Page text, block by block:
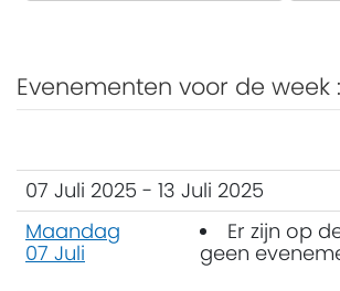
Evenementen voor de week :
07 Juli 2025 - 13 Juli 2025
Maandag
07 Juli
Er zijn op
geen